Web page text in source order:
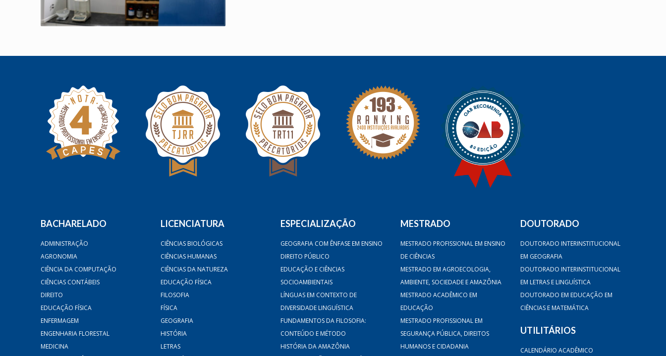
BACHARELADO
ADMINISTRAÇÃO
AGRONOMIA
CIÊNCIA DA COMPUTAÇÃO
CIÊNCIAS CONTÁBEIS
DIREITO
EDUCAÇÃO FÍSICA
ENFERMAGEM
ENGENHARIA FLORESTAL
MEDICINA
LICENCIATURA
CIÊNCIAS BIOLÓGICAS
CIÊNCIAS HUMANAS
CIÊNCIAS DA NATUREZA
EDUCAÇÃO FÍSICA
FILOSOFIA
FÍSICA
GEOGRAFIA
HISTÓRIA
LETRAS
ESPECIALIZAÇÃO
GEOGRAFIA COM ÊNFASE EM ENSINO
DIREITO PÚBLICO
EDUCAÇÃO E CIÊNCIAS
SOCIOAMBIENTAIS
LÍNGUAS EM CONTEXTO DE
DIVERSIDADE LINGUÍSTICA
FUNDAMENTOS DA FILOSOFIA:
CONTEÚDO E MÉTODO
HISTÓRIA DA AMAZÔNIA
MESTRADO
MESTRADO PROFISSIONAL EM ENSINO
DE CIÊNCIAS
MESTRADO EM AGROECOLOGIA,
AMBIENTE, SOCIEDADE E AMAZÔNIA
MESTRADO ACADÊMICO EM
EDUCAÇÃO
MESTRADO PROFISSIONAL EM
SEGURANÇA PÚBLICA, DIREITOS
HUMANOS E CIDADANIA
DOUTORADO
DOUTORADO INTERINSTITUCIONAL
EM GEOGRAFIA
DOUTORADO INTERINSTITUCIONAL
EM LETRAS E LINGUÍSTICA
DOUTORADO EM EDUCAÇÃO EM
CIÊNCIAS E MATEMÁTICA
UTILITÁRIOS
CALENDÁRIO ACADÊMICO